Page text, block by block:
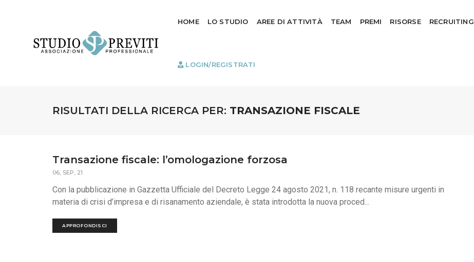
HOME LO STUDIO AREE DI ATTIVITÀ TEAM PREMI RISORSE RECRUITING
LOGIN/REGISTRATI
RISULTATI DELLA RICERCA PER: TRANSAZIONE FISCALE
Transazione fiscale: l’omologazione forzosa
06, SEP, 21
Con la pubblicazione in Gazzetta Ufficiale del Decreto Legge 24 agosto 2021, n. 118 recante misure urgenti in
materia di crisi d’impresa e di risanamento aziendale, è stata introdotta la nuova proced...
APPROFONDISCI